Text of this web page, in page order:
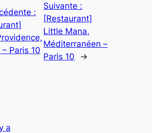
:
Paris 10
Suivante :
[Restaurant]
Little Mana,
Méditerranéen –
Paris 10
→
a